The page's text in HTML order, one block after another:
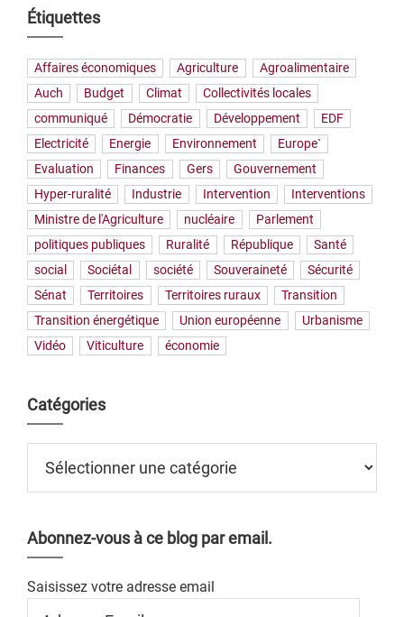
Étiquettes
Affaires économiques Agriculture
Agroalimentaire
Auch
Budget Climat
Collectivités locales
communiqué
Démocratie Développement
EDF
Electricité
Energie Environnement
Europe`
Evaluation
Finances Gers
Gouvernement
Hyper-ruralité
Industrie Intervention
Interventions
Ministre de l'Agriculture
nucléaire
Parlement
politiques publiques
Ruralité République
Santé
social
Sociétal société Souveraineté
Sécurité
Sénat
Territoires Territoires ruraux
Transition
Transition énergétique
Union européenne
Urbanisme
Vidéo
Viticulture économie
Catégories
Abonnez-vous à ce blog par email.
Saisissez votre adresse email